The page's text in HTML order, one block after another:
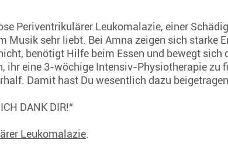
Periventrikulärer Leukomalazie, einer
Musik sehr liebt. Bei Amna zeigen sich starke
benötigt Hilfe beim Essen und bewegt sich
ihr eine 3-wöchige Intensiv-Physiotherapie zu
Damit hast Du wesentlich dazu
DANK DIR!“
Leukomalazie.